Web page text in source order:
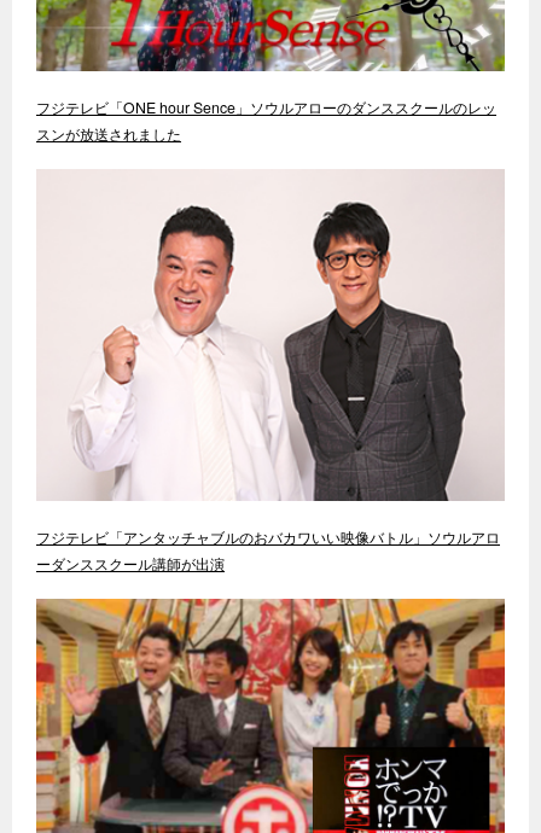
フジテレビ「ONE hour Sence」ソウルアローのダンススクールのレッ
スンが放送されました
フジテレビ「アンタッチャブルのおバカワいい映像バトル」ソウルアロ
ーダンススクール講師が出演